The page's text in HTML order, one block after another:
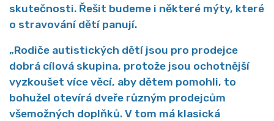
skutečnosti. Řešit budeme i některé mýty, které
o stravování dětí panují.
„Rodiče autistických dětí jsou pro prodejce
dobrá cílová skupina, protože jsou ochotnější
vyzkoušet více věcí, aby dětem pomohli, to
bohužel otevírá dveře různým prodejcům
všemožných doplňků. V tom má klasická